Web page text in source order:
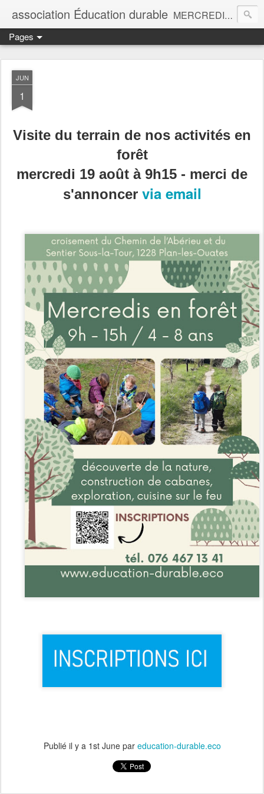
association Éducation durable MERCREDIS EN FORÊT 9h-15h pour les enfants de 4 à 8 ans et FORMATIONS À LA PÉDAGOGIE PAR LA NATURE dès septembre 2026
Pages
JUN
1
Visite du terrain de nos activités en
forêt
mercredi 19 août à 9h15 - merci de
s'annoncer via email
Publié il y a 1st Junepar education-durable.eco